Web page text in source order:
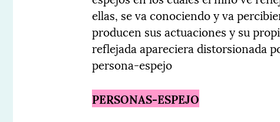
ellas, se va conociendo y va
producen sus actuaciones y su
reflejada apareciera distorsionada
persona-espejo
PERSONAS-ESPEJO